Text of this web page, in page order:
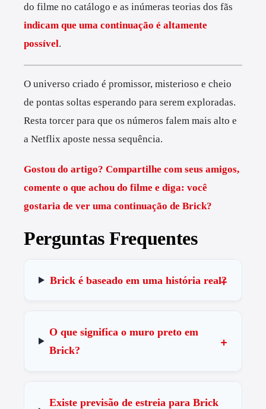
do filme no catálogo e as inúmeras teorias dos fãs
indicam que uma continuação é altamente
possível.
O universo criado é promissor, misterioso e cheio
de pontas soltas esperando para serem exploradas.
Resta torcer para que os números falem mais alto e
a Netflix aposte nessa sequência.
Gostou do artigo? Compartilhe com seus amigos,
comente o que achou do filme e diga: você
gostaria de ver uma continuação de Brick?
Perguntas Frequentes
Brick é baseado em uma história real?
O que significa o muro preto em
Brick?
Existe previsão de estreia para Brick